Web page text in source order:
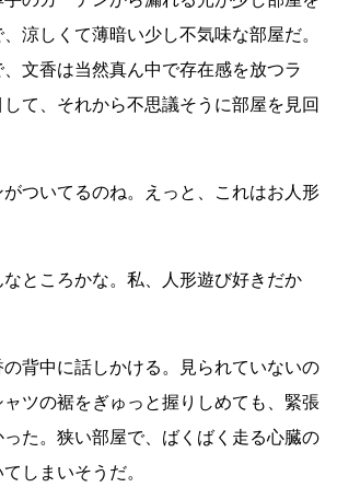
涼しくて薄暗い少し不気味な部屋だ。
文香は当然真ん中で存在感を放つラ
て、それから不思議そうに部屋を見回
がついてるのね。えっと、これはお人形
なところかな。私、人形遊び好きだか
の背中に話しかける。見られていないの
ツの裾をぎゅっと握りしめても、緊張
た。狭い部屋で、ばくばく走る心臓の
しまいそうだ。